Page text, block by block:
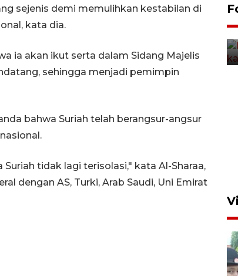
sejenis demi memulihkan kestabilan di
kata dia.
ia akan ikut serta dalam Sidang Majelis
sehingga menjadi pemimpin
bahwa Suriah telah berangsur-angsur
tidak lagi terisolasi," kata Al-Sharaa,
dengan AS, Turki, Arab Saudi, Uni Emirat
Uji fungsi jembatan kereta api
di Jember